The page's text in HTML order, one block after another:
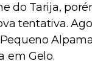
do Tarija,
tentativa.
em Gelo.